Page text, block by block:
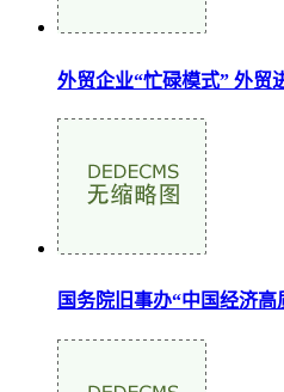
外贸企业“忙碌模式” 外贸
国务院旧事办“中国经济